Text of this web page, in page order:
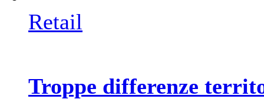
Retail
Troppe differenze